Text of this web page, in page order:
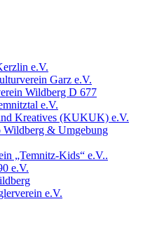
e.V.
Garz e.V.
Wildberg D 677
e.V.
Kreatives (KUKUK) e.V.
Wildberg & Umgebung
„Temnitz-Kids“ e.V..
e.V.
e.V.